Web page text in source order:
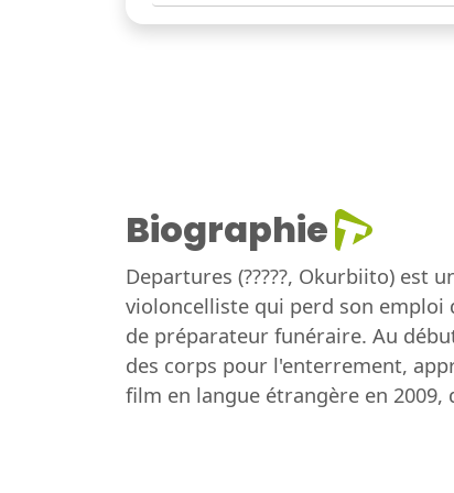
Biographie
Departures (?????, Okurbiito) est
violoncelliste qui perd son emploi
de préparateur funéraire. Au
des corps pour l'enterrement,
film en langue étrangère en